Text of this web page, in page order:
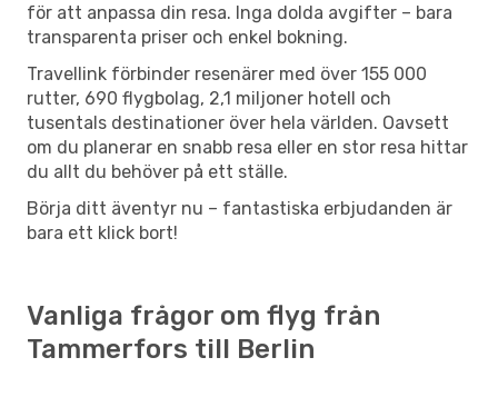
för att anpassa din resa. Inga dolda avgifter – bara
transparenta priser och enkel bokning.
Travellink förbinder resenärer med över 155 000
rutter, 690 flygbolag, 2,1 miljoner hotell och
tusentals destinationer över hela världen. Oavsett
om du planerar en snabb resa eller en stor resa hittar
du allt du behöver på ett ställe.
Börja ditt äventyr nu – fantastiska erbjudanden är
bara ett klick bort!
Vanliga frågor om flyg från
Tammerfors till Berlin